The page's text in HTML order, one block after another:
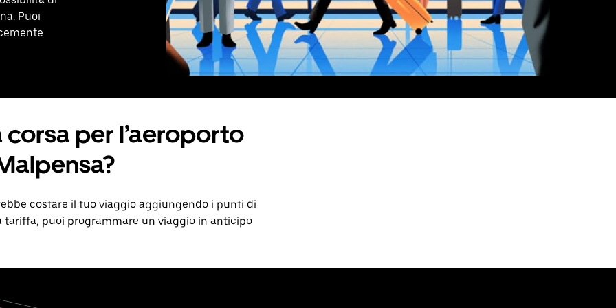
Puoi
per l’aeroporto
costare il tuo viaggio aggiungendo i punti di
tariffa, puoi programmare un viaggio in anticipo